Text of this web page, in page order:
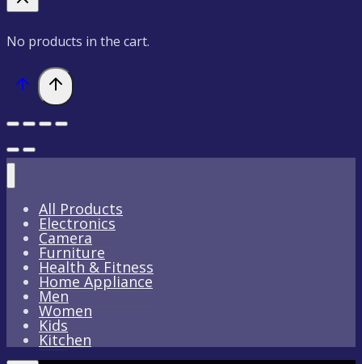
No products in the cart.
All Products
Electronics
Camera
Furniture
Health & Fitness
Home Appliance
Men
Women
Kids
Kitchen